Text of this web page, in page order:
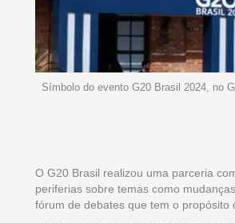
Símbolo do evento G20 Brasil 2024, no
O G20 Brasil realizou uma parceria
periferias sobre temas como
fórum de debates que tem o